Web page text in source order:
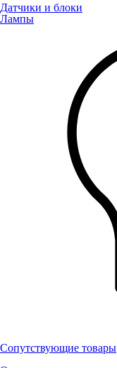
Датчики и блоки
Лампы
Сопутствующие товары